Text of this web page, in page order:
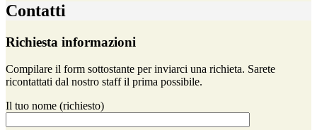
Contatti
Richiesta informazioni
Compilare il form sottostante per inviarci una richieta. Sarete
ricontattati dal nostro staff il prima possibile.
Il tuo nome (richiesto)